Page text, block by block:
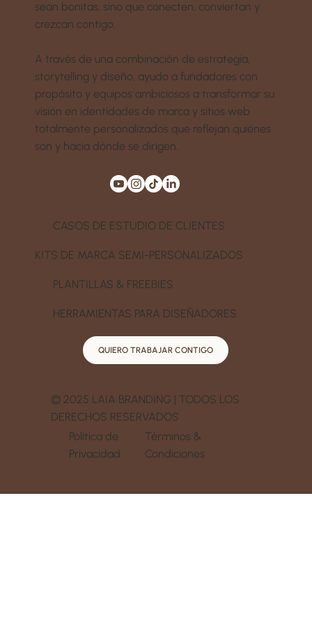
sean bonitas, sino que conecten, conviertan y
crezcan contigo.
A través de una combinación de estrategia,
storytelling y diseño, ayudo a fundadores con
propósito y equipos ambiciosos a transformar su
visión en identidades de marca y sitios web
totalmente personalizados que reflejan quiénes
son y hacia dónde se dirigen.
CASOS DE ESTUDIO DE CLIENTES
KITS DE MARCA SEMI-PERSONALIZADOS
PLANTILLAS & FREEBIES
HERRAMIENTAS PARA DISEÑADORES
QUIERO TRABAJAR CONTIGO
© 2025 LAIA BRANDING | TODOS LOS
DERECHOS RESERVADOS
Política de
Privacidad
Términos &
Condiciones